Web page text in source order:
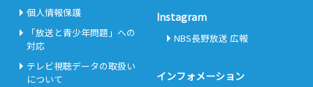
個人情報保護
「放送と青少年問題」への
対応
テレビ視聴データの取扱い
について
Instagram
NBS長野放送 広報
インフォメーション